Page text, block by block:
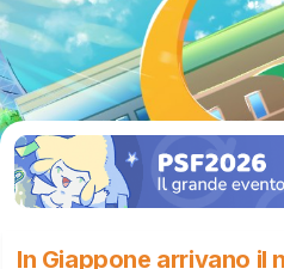
In Giappone arrivano il